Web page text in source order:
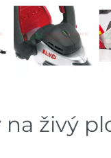
živý